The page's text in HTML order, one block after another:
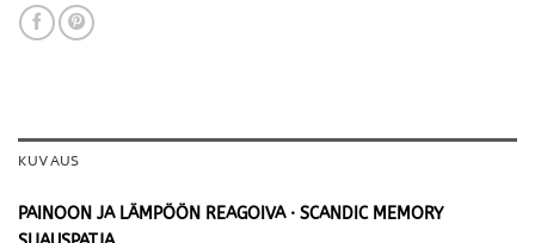
KUVAUS
PAINOON JA LÄMPÖÖN REAGOIVA · SCANDIC MEMORY